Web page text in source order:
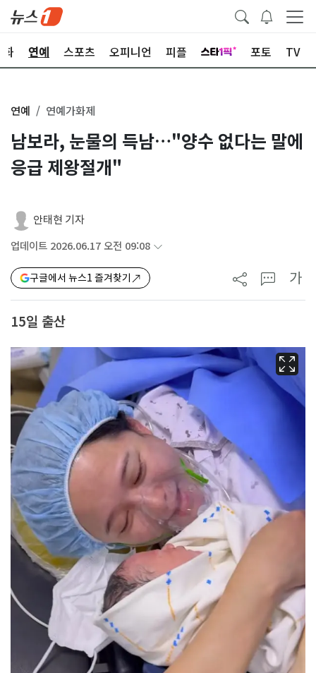
화 연예 스포츠 오피니언 피플 포토 TV
연예 연예가화제
남보라, 눈물의 득남…"양수 없다는 말에
응급 제왕절개"
안태현 기자
업데이트 2026.06.17 오전 09:08
구글에서 뉴스1 즐겨찾기 가
15일 출산